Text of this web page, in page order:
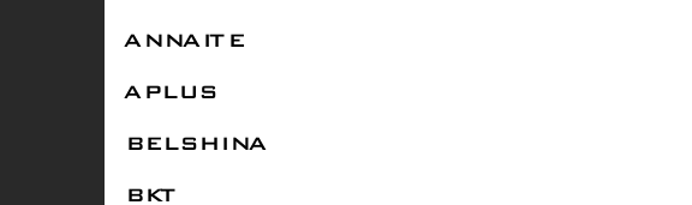
ANNAITE
APLUS
BELSHINA
BKT